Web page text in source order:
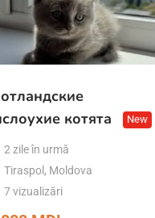
котята
New
2 zile în urmă
Tiraspol , Moldova
7 vizualizări